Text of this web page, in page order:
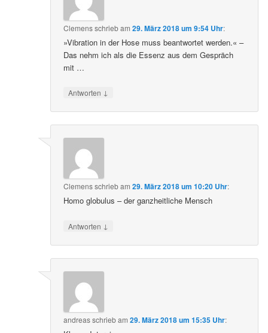
Clemensschriebam29. März 2018 um 9:54 Uhr:
»Vibration in der Hose muss beantwortet werden.« –
Das nehm ich als die Essenz aus dem Gespräch
mit …
Antworten ↓
Clemensschriebam29. März 2018 um 10:20 Uhr:
Homo globulus – der ganzheitliche Mensch
Antworten ↓
andreasschriebam29. März 2018 um 15:35 Uhr: